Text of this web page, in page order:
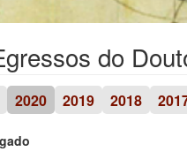
do
2020 2019 2018